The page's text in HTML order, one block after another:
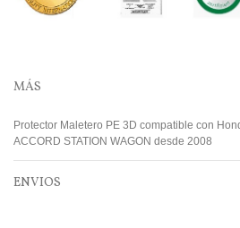
MÁS
Protector Maletero PE 3D compatible con
ACCORD STATION WAGON desde 2008
ENVIOS